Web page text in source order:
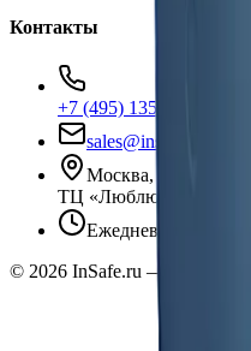
Контакты
+7 (495) 135-35-99
sales@insafe.ru
Москва,
ТЦ «Люблю Молл», -1
Ежедневно 10:00
© 2026 InSafe.ru — Товары и